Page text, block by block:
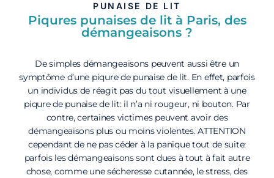
PUNAISE DE LIT
Piqures punaises de lit à Paris, des
démangeaisons ?
De simples démangeaisons peuvent aussi être un
symptôme d’une piqure de punaise de lit. En effet, parfois
un individus de réagit pas du tout visuellement à une
piqure de punaise de lit: il n’a ni rougeur, ni bouton. Par
contre, certaines victimes peuvent avoir des
démangeaisons plus ou moins violentes. ATTENTION
cependant de ne pas céder à la panique tout de suite:
parfois les démangeaisons sont dues à tout à fait autre
chose, comme une sécheresse cutannée, le stress, des